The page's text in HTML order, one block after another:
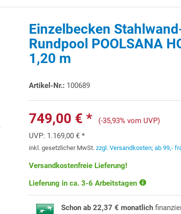
Einzelbecken
Rundpool POOLSANA
1,20 m
Artikel-Nr.: 100689
749,00 € *
(-35,93% vom UVP)
UVP: 1.169,00 € *
inkl. gesetzlicher MwSt.zzgl. Versandkosten; ab 99,-
Versandkostenfreie Lieferung!
Lieferung in ca. 3-6 Arbeitstagen
Schon ab 22,37 € monatlich